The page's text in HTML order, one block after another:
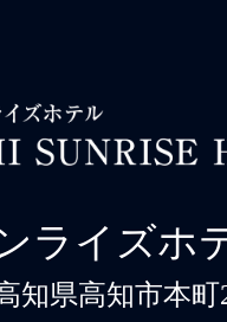
ライズホ
知県高知市本町